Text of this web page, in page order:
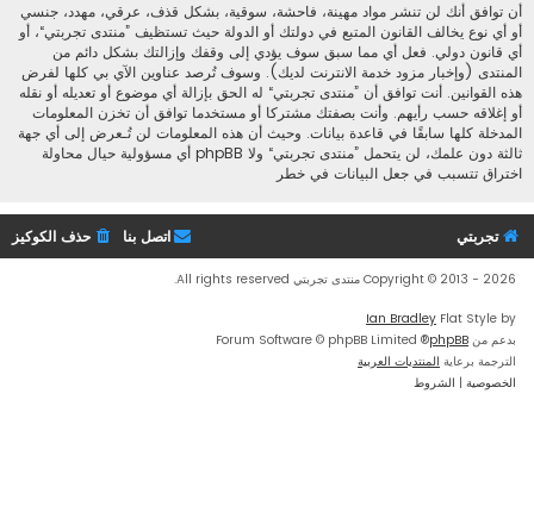
أن توافق أنك لن تنشر مواد مهينة، فاحشة، سوقية، بشكل قذف، عرقي، مهدد، جنسي
أو أي نوع يخالف القانون المتبع في دولتك أو الدولة حيث تستظيف ”منتدى تجربتي“، أو
أي قانون دولي. فعل أي مما سبق سوف يؤدي إلى وقفك وإزالتك بشكل دائم من
المنتدى (وإخبار مزود خدمة الانترنت لديك). وسوف تُرصد عناوين الآي بي كلها لفرض
هذه القوانين. أنت توافق أن ”منتدى تجربتي“ له الحق بإزالة أي موضوع أو تعديله أو نقله
أو إغلاقه حسب رأيهم. وأنت بصفتك مشتركا أو مستخدما توافق أن تخزن المعلومات
المدخلة كلها سابقًا في قاعدة بيانات. وحيث أن هذه المعلومات لن تُـعرض إلى أي جهة
ثالثة دون علمك، لن يتحمل ”منتدى تجربتي“ ولا phpBB أي مسؤولية حيال محاولة
اختراق تتسبب في جعل البيانات في خطر
تجربتي حذف الكوكيز اتصل بنا
Copyright © 2013 - 2026 منتدى تجربتي All rights reserved.
Flat Style by
Ian Bradley
بدعم من phpBB
® Forum Software © phpBB Limited
الترجمة برعاية المنتديات العربية
الخصوصية | الشروط